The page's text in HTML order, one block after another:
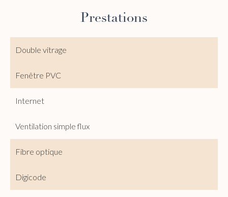
Prestations
Double vitrage
Fenêtre PVC
Internet
Ventilation simple flux
Fibre optique
Digicode